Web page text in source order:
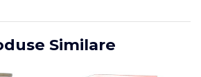
Similare